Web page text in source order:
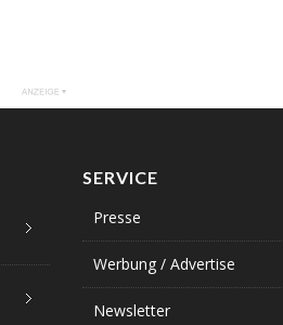
SERVICE
Presse
Werbung / Advertise
Newsletter